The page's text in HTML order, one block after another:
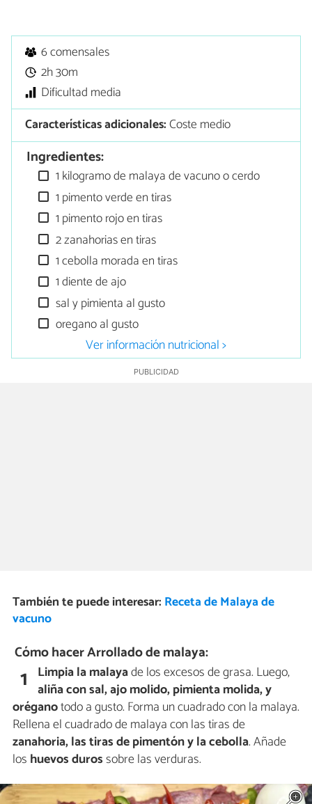
6 comensales
2h 30m
Dificultad media
Características adicionales:Coste medio
Ingredientes:
1 kilogramo de malaya de vacuno o cerdo
1 pimento verde en tiras
1 pimento rojo en tiras
2 zanahorias en tiras
1 cebolla morada en tiras
1 diente de ajo
sal y pimienta al gusto
oregano al gusto
Ver información nutricional >
También te puede interesar: Receta de Malaya de
vacuno
Cómo hacer Arrollado de malaya:
1 Limpia lamalayade los excesos de grasa. Luego,
aliña con sal, ajo molido, pimienta molida, y
oréganotodo a gusto. Forma un cuadrado con la malaya.
Rellena el cuadrado de malaya con las tiras de
zanahoria, las tiras de pimentón y la cebolla. Añade
los huevos durossobre las verduras.